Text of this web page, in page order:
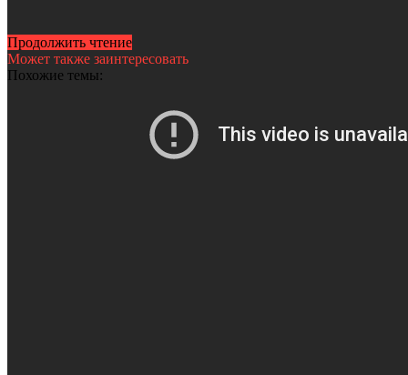
Продолжить чтение
Может также заинтересовать
Похожие темы: